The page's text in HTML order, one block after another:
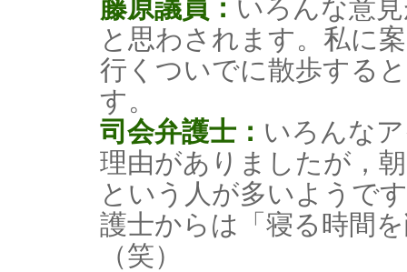
藤原議員： いろんな意
と思わされます。私に
行くついでに散歩する
す。
司会弁護士： いろんな
理由がありましたが，
という人が多いようで
護士からは「寝る時間
（笑）